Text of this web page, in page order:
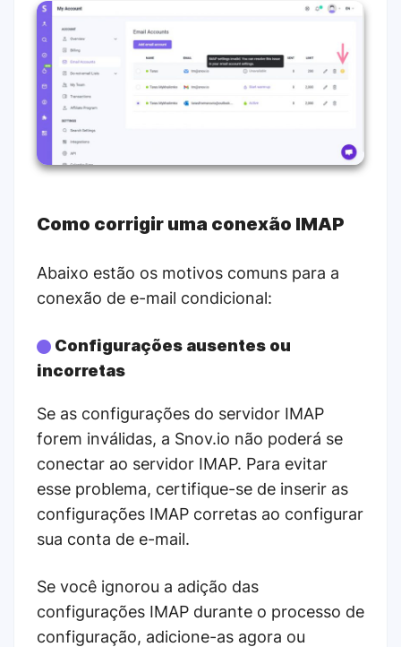
Como corrigir uma conexão IMAP
Abaixo estão os motivos comuns para a
conexão de e-mail condicional:
Configurações ausentes ou
incorretas
Se as configurações do servidor IMAP
forem inválidas, a Snov.io não poderá se
conectar ao servidor IMAP. Para evitar
esse problema, certifique-se de inserir as
configurações IMAP corretas ao configurar
sua conta de e-mail.
Se você ignorou a adição das
configurações IMAP durante o processo de
configuração, adicione-as agora ou